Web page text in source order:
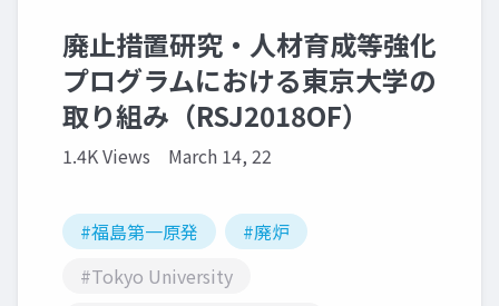
廃止措置研究・人材育成等強化
プログラムにおける東京大学の
取り組み（RSJ2018OF）
1.4K Views March 14, 22
#福島第一原発
#廃炉
#Tokyo University